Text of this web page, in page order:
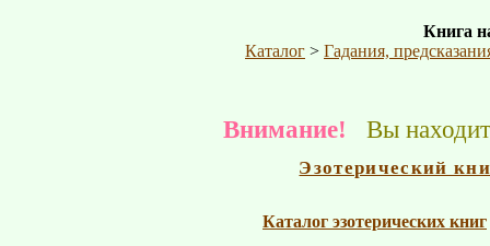
Книга
Каталог > Гадания,
Внимание! Вы
Эзотерический
Каталог эзотерических книг